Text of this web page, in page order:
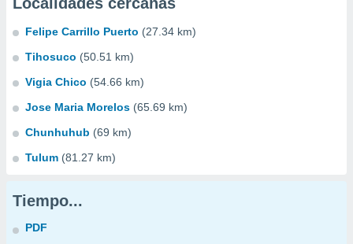
Felipe Carrillo Puerto (27.34 km)
Tihosuco (50.51 km)
Vigia Chico (54.66 km)
Jose Maria Morelos (65.69 km)
Chunhuhub (69 km)
Tulum (81.27 km)
Tiempo...
PDF